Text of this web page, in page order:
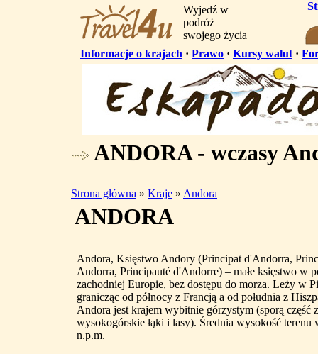
Wyjedź w
podróż
swojego życia
Informacje o krajach · Prawo · Kursy walut ·
ANDORA - wczasy
Strona główna » Kraje » Andora
ANDORA
Andora, Księstwo Andory (Principat d'Andorra,
Andorra, Principauté d'Andorre) – małe księstwo w
zachodniej Europie, bez dostępu do morza. Leży w
granicząc od północy z Francją a od południa z
Andora jest krajem wybitnie górzystym (sporą część
wysokogórskie łąki i lasy). Średnia wysokość terenu
n.p.m.